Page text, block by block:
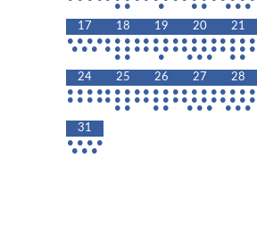
• • • • • • • •
17
• • • •
• • •
18
• • • •
• • • •
• •
19
• • • •
• • • •
•
20
• • • •
• • • •
• • •
21
• • • •
• • • •
• •
24
• • • •
• • • •
25
• • • •
• • • •
• •
26
• • • •
• • • •
• •
27
• • • •
• • • •
• • •
28
• • • •
• • • •
• • •
31
• • • •
• • •